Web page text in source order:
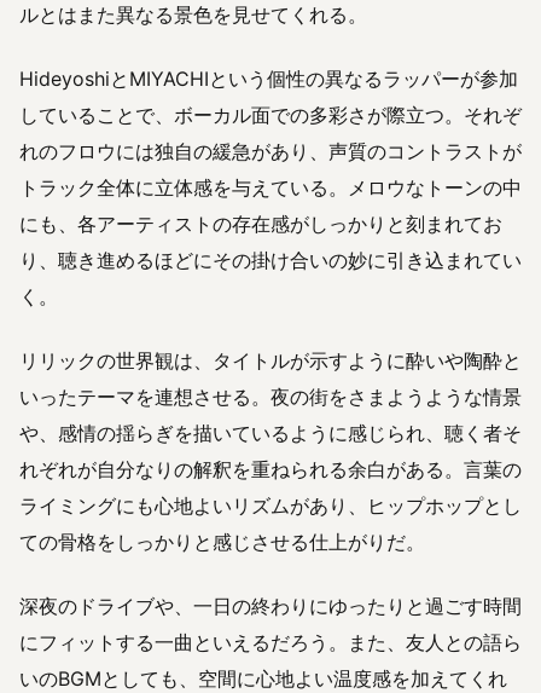
ルとはまた異なる景色を見せてくれる。
HideyoshiとMIYACHIという個性の異なるラッパーが参加
していることで、ボーカル面での多彩さが際立つ。それぞ
れのフロウには独自の緩急があり、声質のコントラストが
トラック全体に立体感を与えている。メロウなトーンの中
にも、各アーティストの存在感がしっかりと刻まれてお
り、聴き進めるほどにその掛け合いの妙に引き込まれてい
く。
リリックの世界観は、タイトルが示すように酔いや陶酔と
いったテーマを連想させる。夜の街をさまようような情景
や、感情の揺らぎを描いているように感じられ、聴く者そ
れぞれが自分なりの解釈を重ねられる余白がある。言葉の
ライミングにも心地よいリズムがあり、ヒップホップとし
ての骨格をしっかりと感じさせる仕上がりだ。
深夜のドライブや、一日の終わりにゆったりと過ごす時間
にフィットする一曲といえるだろう。また、友人との語ら
いのBGMとしても、空間に心地よい温度感を加えてくれ